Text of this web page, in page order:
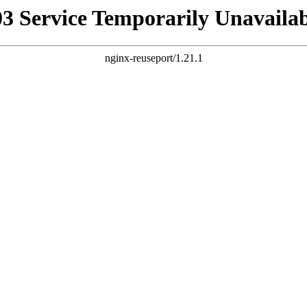
Service Temporarily
nginx-reuseport/1.21.1